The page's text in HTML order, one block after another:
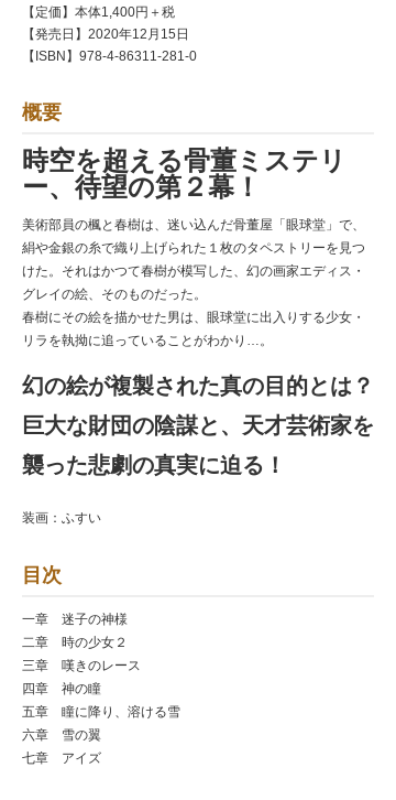
【定価】本体1,400円＋税
【発売日】2020年12月15日
【ISBN】978-4-86311-281-0
概要
時空を超える骨董ミステリ
ー、待望の第２幕！
美術部員の楓と春樹は、迷い込んだ骨董屋「眼球堂」で、
絹や金銀の糸で織り上げられた１枚のタペストリーを見つ
けた。それはかつて春樹が模写した、幻の画家エディス・
グレイの絵、そのものだった。
春樹にその絵を描かせた男は、眼球堂に出入りする少女・
リラを執拗に追っていることがわかり…。
幻の絵が複製された真の目的とは？
巨大な財団の陰謀と、天才芸術家を
襲った悲劇の真実に迫る！
装画：ふすい
目次
一章 迷子の神様
二章 時の少女２
三章 嘆きのレース
四章 神の瞳
五章 瞳に降り、溶ける雪
六章 雪の翼
七章 アイズ